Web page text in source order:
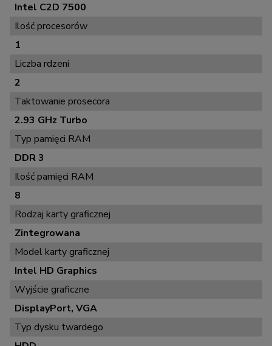
Intel C2D 7500
Ilość procesorów
1
Liczba rdzeni
2
Taktowanie prosecora
2.93 GHz Turbo
Typ pamięci RAM
DDR 3
Ilość pamięci RAM
8
Rodzaj karty graficznej
Zintegrowana
Model karty graficznej
Intel HD Graphics
Wyjście graficzne
DisplayPort, VGA
Typ dysku twardego